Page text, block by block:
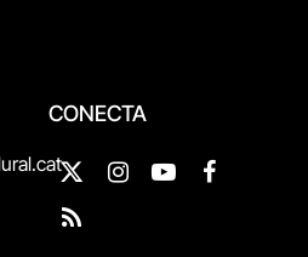
CONECTA
X
(Twitter)
InstagramYouTubeFacebook
RSS